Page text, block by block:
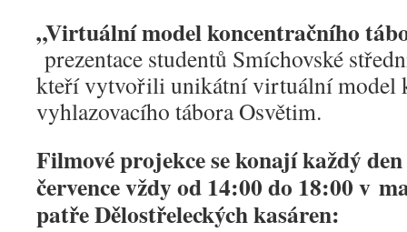
„Virtuální model koncentračního
prezentace studentů Smíchovské
kteří vytvořili unikátní virtuální model
vyhlazovacího tábora Osvětim.
Filmové projekce se konají každý
července vždy od 14:00 do 18:00 v
patře Dělostřeleckých kasáren: